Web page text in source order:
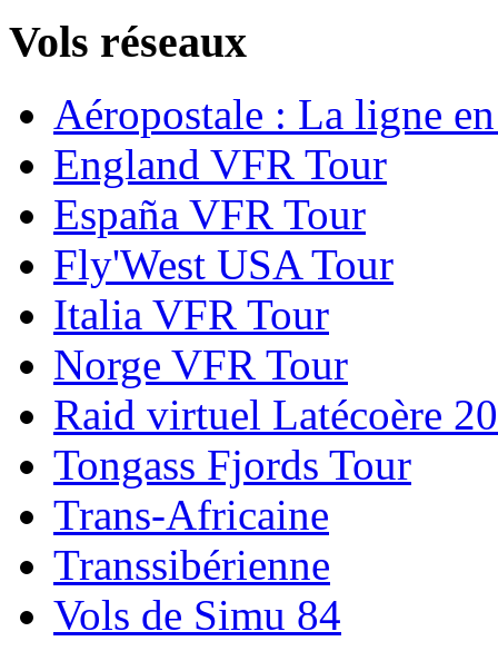
Vols réseaux
Aéropostale : La ligne
England VFR Tour
España VFR Tour
Fly'West USA Tour
Italia VFR Tour
Norge VFR Tour
Raid virtuel Latécoère
Tongass Fjords Tour
Trans-Africaine
Transsibérienne
Vols de Simu 84